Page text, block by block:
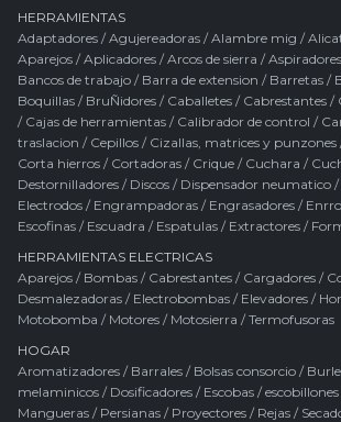
HERRAMIENTAS
Adaptadores /Agujereadoras /Alambre mig /
Aparejos /Aplicadores /Arcos de sierra /Aspiradores
Bancos de trabajo / Barra de extension / Barretas /
Boquillas / BruÑidores / Caballetes / Cabrestantes /
/ Cajas de herramientas / Calibrador de control /
traslacion / Cepillos / Cizallas, matrices y punzones
Corta hierros / Cortadoras / Crique / Cuchara /
Destornilladores / Discos / Dispensador neumatico /
Electrodos / Engrampadoras / Engrasadores /
Escofinas / Escuadra / Espatulas / Extractores /
HERRAMIENTAS ELECTRICAS
Aparejos / Bombas / Cabrestantes / Cargadores /
Desmalezadoras / Electrobombas / Elevadores /
Motobomba / Motores / Motosierra /Termofusoras
HOGAR
Aromatizadores / Barrales / Bolsas consorcio /
melaminicos / Dosificadores / Escobas / escobillones
Mangueras / Persianas / Proyectores / Rejas /